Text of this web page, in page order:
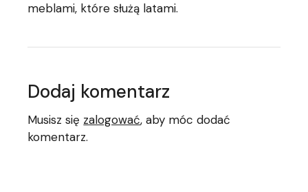
meblami, które służą latami.
Dodaj komentarz
Musisz się zalogować, aby móc dodać
komentarz.